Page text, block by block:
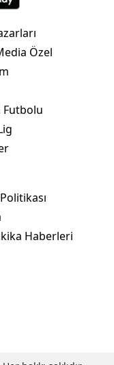
Özel
Futbolu
Haberleri